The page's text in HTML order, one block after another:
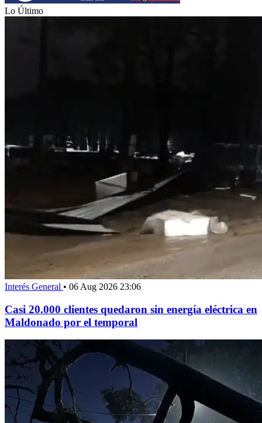
Lo Último
Interés General • 06 Aug 2026 23:06
Casi 20.000 clientes quedaron sin energía eléctrica en
Maldonado por el temporal